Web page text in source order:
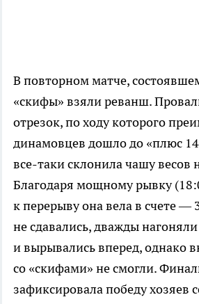
В повторном матче,
«скифы» взяли реванш.
отрезок, по ходу которого
динамовцев дошло до «плюс
все-такисклонила чашу весов
Благодаря мощному рывку
к перерыву она вела в счете —
не сдавались, дважды
и вырывались вперед, однако
со «скифами» не смогли.
зафиксировала победу хозяев